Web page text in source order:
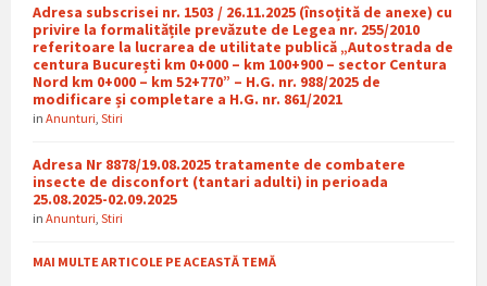
Adresa subscrisei nr. 1503 / 26.11.2025 (însoțită de anexe) cu
privire la formalitățile prevăzute de Legea nr. 255/2010
referitoare la lucrarea de utilitate publică „Autostrada de
centura București km 0+000 – km 100+900 – sector Centura
Nord km 0+000 – km 52+770” – H.G. nr. 988/2025 de
modificare și completare a H.G. nr. 861/2021
in Anunturi Stiri
Adresa Nr 8878/19.08.2025 tratamente de combatere
insecte de disconfort (tantari adulti) in perioada
25.08.2025-02.09.2025
in Anunturi Stiri
MAI MULTE ARTICOLE PE ACEASTĂ TEMĂ